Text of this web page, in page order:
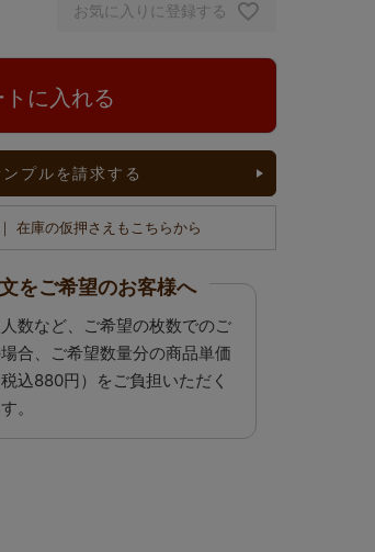
お気に入りに登録する
トに入れる
プルを請求する
在庫の仮押さえもこちらから
をご希望のお客様へ
数など、ご希望の枚数でのご
合、ご希望数量分の商品単価
込880円）をご負担いただく
。